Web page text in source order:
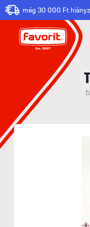
még 30 000 Ft